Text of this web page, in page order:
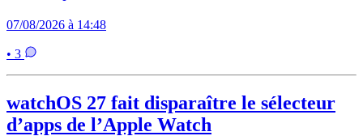
07/08/2026 à 14:48
• 3
watchOS 27 fait disparaître le sélecteur
d’apps de l’Apple Watch